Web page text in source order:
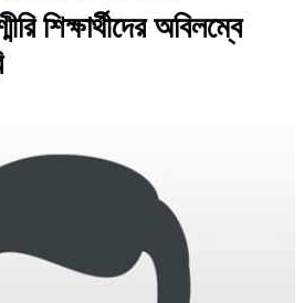
শিক্ষার্থীদের অবিলম্বে